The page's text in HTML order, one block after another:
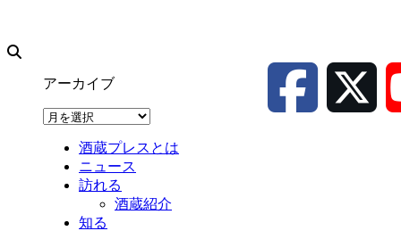
アーカイブ
ア
酒蔵プレスとは
ニュース
訪れる
酒蔵紹介
知る